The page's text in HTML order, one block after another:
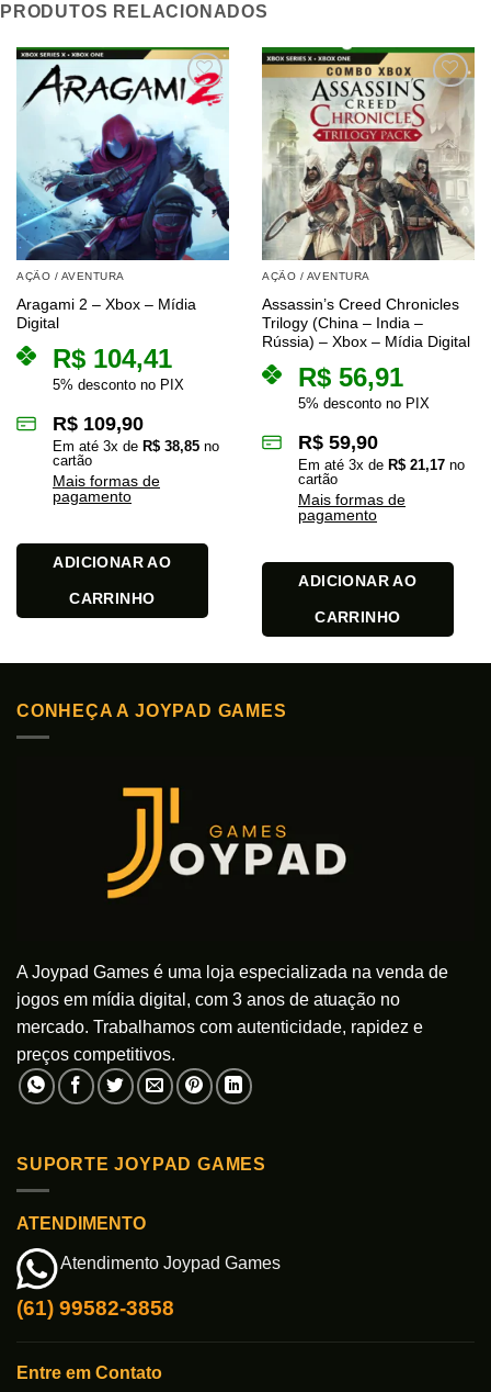
PRODUTOS RELACIONADOS
AÇÃO / AVENTURA
Aragami 2 – Xbox – Mídia
Digital
R$ 104,41
5% desconto no PIX
R$ 109,90
Em até 3x de R$ 38,85 no
cartão
Mais formas de
pagamento
ADICIONAR AO
CARRINHO
AÇÃO / AVENTURA
Assassin’s Creed Chronicles
Trilogy (China – India –
Rússia) – Xbox – Mídia Digital
R$ 56,91
5% desconto no PIX
R$ 59,90
Em até 3x de R$ 21,17 no
cartão
Mais formas de
pagamento
ADICIONAR AO
CARRINHO
CONHEÇA A JOYPAD GAMES
A Joypad Games é uma loja especializada na venda de
jogos em mídia digital, com 3 anos de atuação no
mercado. Trabalhamos com autenticidade, rapidez e
preços competitivos.
SUPORTE JOYPAD GAMES
ATENDIMENTO
Atendimento Joypad Games
(61) 99582-3858
Entre em Contato